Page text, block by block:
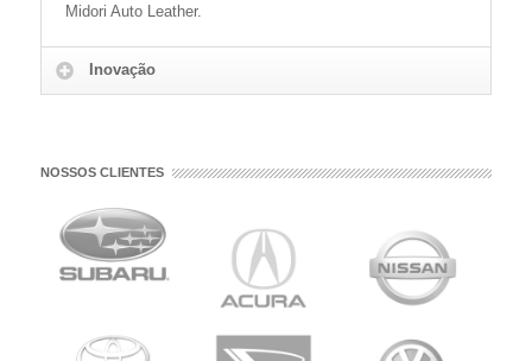
Midori Auto Leather.
Tecnologia e Confiabilidade
produzir couros de alto padrão, que atendem aos
requisitos técnicos e ambientais das principais